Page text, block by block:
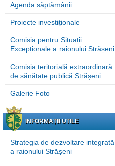
Agenda săptămânii
Proiecte investiționale
Comisia pentru Situații
Excepționale a raionului Strășeni
Comisia teritorială extraordinară
de sănătate publică Strășeni
Galerie Foto
INFORMAȚII UTILE
Strategia de dezvoltare integrată
a raionului Strășeni